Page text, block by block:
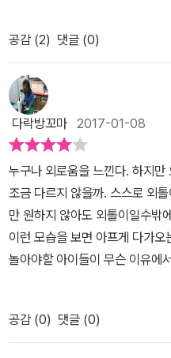
니다. 그러다 부모님에 대해 묻
로를 알아가는 과정 속에서 쥐죽
신에게 스스로 붙인 별명이라는
을 하지 못하는 쥐죽을 위해 강
문을 하게 되고, 쥐죽은 갑자기
조냐는 쥐죽의 물건을 챙기다가
있는 것을 발견하게 됩니다. 가
조냐는 쥐죽의 이름이 파비안인
전에 일자리를 잃으시면서 모든
도망치는 중임을 알게 됩니다.
냐는 쥐죽의 팔에 새로 생긴 시
된 조냐는 쥐죽의 이야기를 꺼
게 된 조냐는 뜻밖의 상황과 마
시절 이런 경험을 갖고 있었음
지금도 난 관계에 서툰 편인데
니었나 싶다. 잘 풀어갈 힘이 없
구가 내게 다가오면서 그 시절
지도 몰라>를 읽으며 내 중2 시
무나 왕성한 호기심으로 언제나
않을 만한 Z를 쓰는 조냐라는
에 대한 이야기이기 때문이다.
가 되었지만 어떻게 빠져나올지
않았고 주위에 관심이 많은, 어
다. 하지만 조냐는 당당하게 행
호기심을 하나씩 채워가며 지내
그런 아이, 혼자 지내도 괜찮은
괜찮은 사람이란, 없다. 어쩌면
쁜 척 호기심을 노트에 적고 하
공감 (2) 댓글 (0)
다락방꼬마 2017-01-08
누구나 외로움을 느낀다. 하지
조금 다르지 않을까. 스스로 외
만 원하지 않아도 외톨이일수밖
이런 모습을 보면 아프게 다가
놀아야할 아이들이 무슨 이유에
에 없는 것은 이름을 '조냐'라고
이 있다고 말하는 소녀. 예쁘지
다라고 생각한다. 조냐라는 독
공감 (0) 댓글 (0)